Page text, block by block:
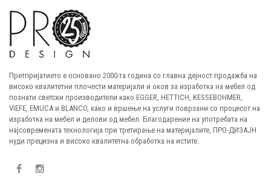
Претпријатието е основано 2000-та година со главна дејност продажба на
високо квалитетни плочести материјали и оков за изработка на мебел од
познати светски производители како EGGER, HETTICH, KESSEBOHMER,
VIEFE, EMUCA и BLANCO, како и вршење на услуги поврзани со процесот на
изработка на мебел и делови од мебел. Благодарение на употребата на
најсовремената технологија при третирање на материјалите, ПРО-ДИЗАЈН
нуди прецизна и високо квалитетна обработка на истите.